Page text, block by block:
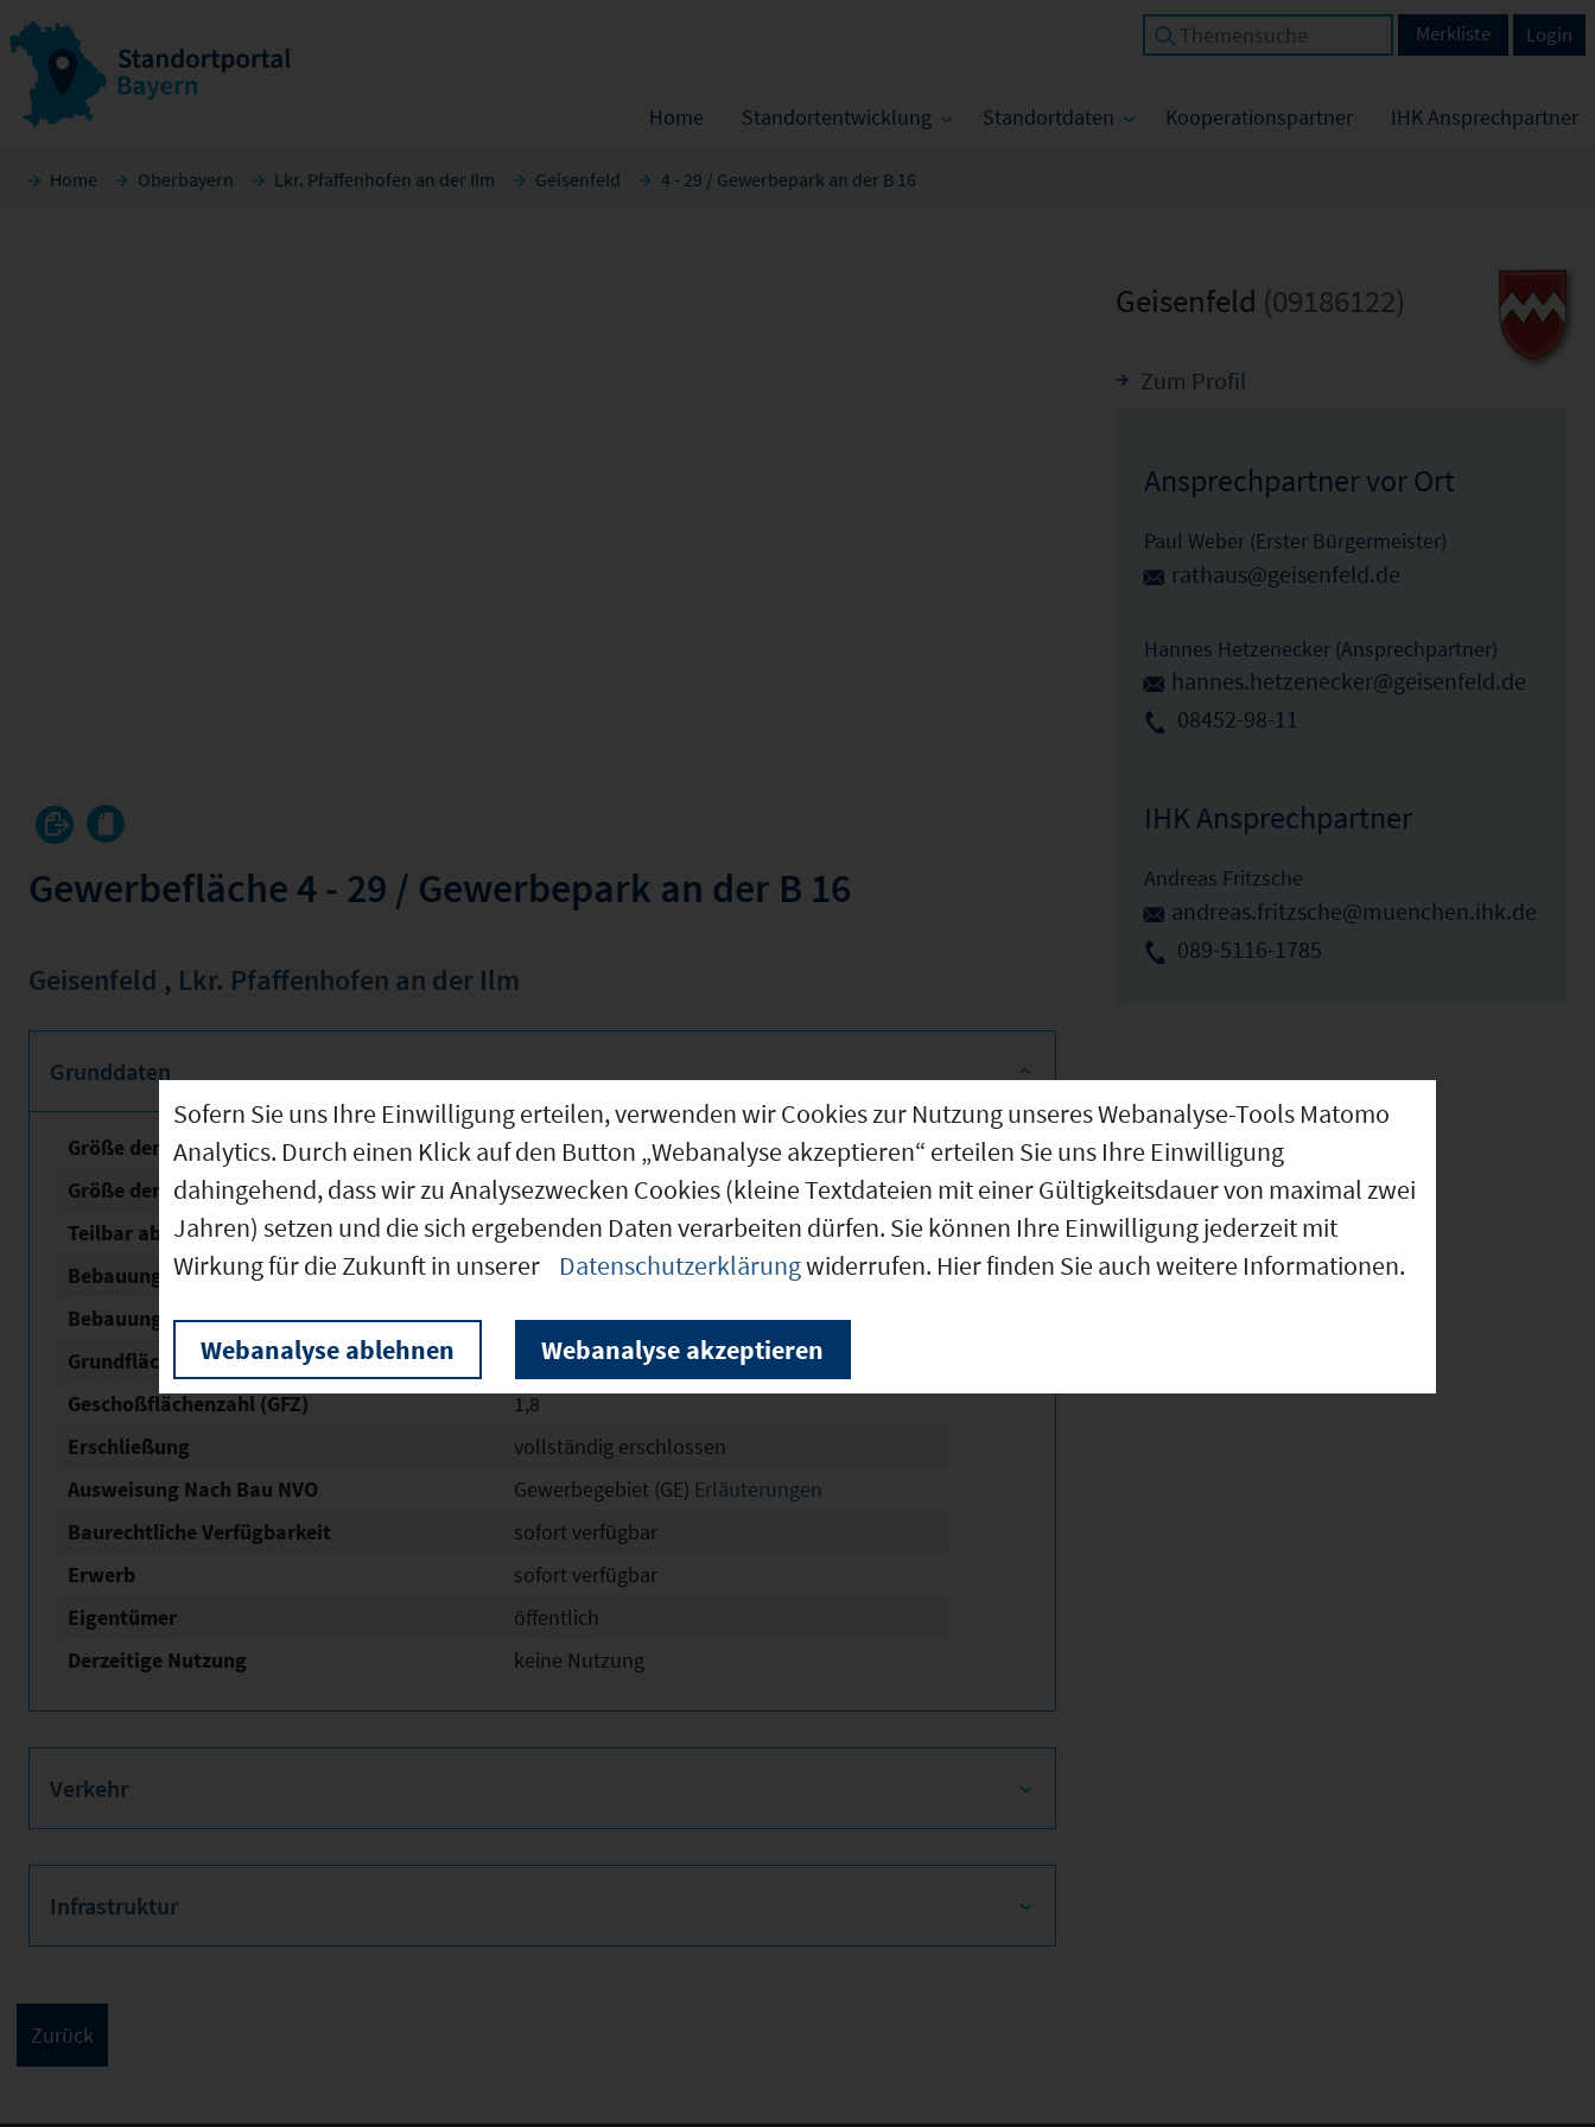
Home Standortentwicklung Standortdaten Kooperationspartner IHK Ansprechpartner
Login
Merkliste
Home Oberbayern Lkr. Pfaffenhofen an der Ilm Geisenfeld 4 - 29 / Gewerbepark an der B 16
Gewerbefläche 4 - 29 / Gewerbepark an der B 16
Geisenfeld , Lkr. Pfaffenhofen an der Ilm
Grunddaten
Größe der unbebauten Fläche
4.000 m²
Größe der Fläche mit Baurecht
4.000 m²
Teilbar ab
4.000 m²
Bebauungsplan Nr. / Name
29
Bebauungsplan Status
rechtskräftig
Grundflächen­zahl (GRZ)
Geschoßflächen­zahl (GFZ)
1,8
Erschließung
vollständig erschlossen
Ausweisung Nach Bau NVO
Gewerbegebiet (GE) Erläuterungen
Baurechtliche Verfügbarkeit
sofort verfügbar
Erwerb
sofort verfügbar
Eigentümer
öffentlich
Derzeitige Nutzung
keine Nutzung
Verkehr
Infrastruktur
Geisenfeld (09186122)
Zum Profil
Ansprechpartner vor Ort
Paul Weber (Erster Bürgermeister)
rathaus@geisenfeld.de
Hannes Hetzenecker (Ansprechpartner)
hannes.hetzenecker@geisenfeld.de
08452-98-11
IHK Ansprechpartner
Andreas Fritzsche
andreas.fritzsche@muenchen.ihk.de
089-5116-1785
Sofern Sie uns Ihre Einwilligung erteilen, verwenden wir Cookies zur Nutzung unseres Webanalyse-Tools Matomo
Analytics. Durch einen Klick auf den Button „Webanalyse akzeptieren“ erteilen Sie uns Ihre Einwilligung
dahingehend, dass wir zu Analysezwecken Cookies (kleine Textdateien mit einer Gültigkeitsdauer von maximal zwei
Jahren) setzen und die sich ergebenden Daten verarbeiten dürfen. Sie können Ihre Einwilligung jederzeit mit
Wirkung für die Zukunft in unserer
Datenschutzerklärungwiderrufen. Hier finden Sie auch weitere Informationen.
Webanalyse ablehnen Webanalyse akzeptieren